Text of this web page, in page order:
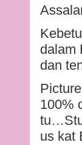
dalam
dan
100%
us kat